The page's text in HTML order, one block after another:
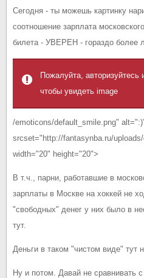
Сегодня - ты можешь картинку
соотношение зарплата
билета - УВЕРЕН - гораздо более
Пожалуйта, авторизуйтесь
чтобы увидеть image
/emoticons/default_smile.png"
srcset="http://fantasynba.ru/
width="20" height="20">
В т.ч., парни, работавшие в
зарплаты в Москве на хоккей не
"свободных" денег у них было в
тут.
Деньги в таком "чистом виде" тут
Ну и потом. Давай не сравнивать